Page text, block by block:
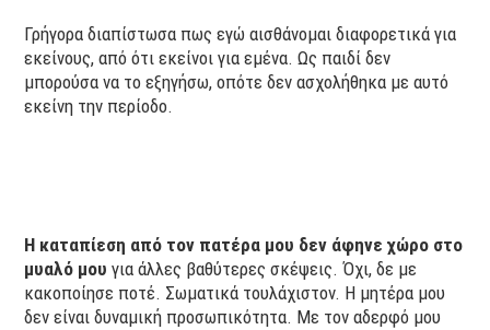
Γρήγορα διαπίστωσα πως εγώ αισθάνομαι διαφορετικά για
εκείνους, από ότι εκείνοι για εμένα. Ως παιδί δεν
μπορούσα να το εξηγήσω, οπότε δεν ασχολήθηκα με αυτό
εκείνη την περίοδο.
Η καταπίεση από τον πατέρα μου δεν άφηνε χώρο στο
μυαλό μουγια άλλες βαθύτερες σκέψεις. Όχι, δε με
κακοποίησε ποτέ. Σωματικά τουλάχιστον. Η μητέρα μου
δεν είναι δυναμική προσωπικότητα. Με τον αδερφό μου